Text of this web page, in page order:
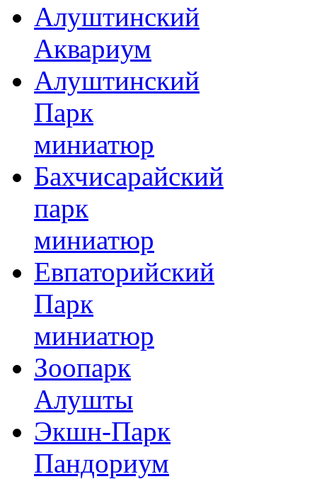
Алуштинский
Аквариум
Алуштинский
Парк
миниатюр
Бахчисарайский
парк
миниатюр
Евпаторийский
Парк
миниатюр
Зоопарк
Алушты
Экшн-Парк
Пандориум